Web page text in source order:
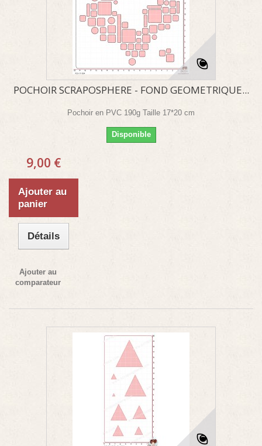
POCHOIR SCRAPOSPHERE - FOND GEOMETRIQUE...
Pochoir en PVC 190g Taille 17*20 cm
Disponible
9,00 €
Ajouter au
panier
Détails
Ajouter au
comparateur